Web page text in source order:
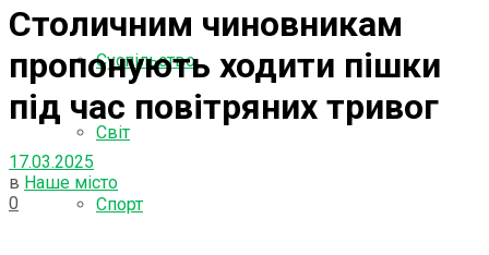
Суспільство
Світ
Спорт
Столичним чиновникам
пропонують ходити пішки
під час повітряних тривог
17.03.2025
в Наше місто
0